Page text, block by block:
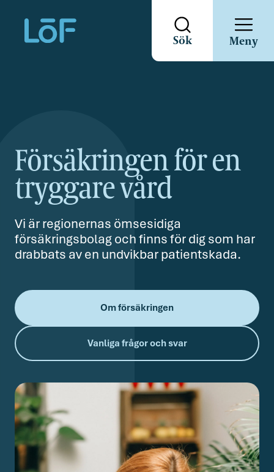
Direkt
till
Sök Meny
Försäkringen för en
tryggare vård
Vi är regionernas ömsesidiga
försäkringsbolag och finns för dig som har
drabbats av en undvikbar patientskada.
Om försäkringen
Vanliga frågor och svar